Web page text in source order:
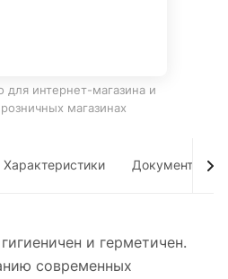
для интернет-магазина и
магазинах
Характеристики Документы
и герметичен.
современных